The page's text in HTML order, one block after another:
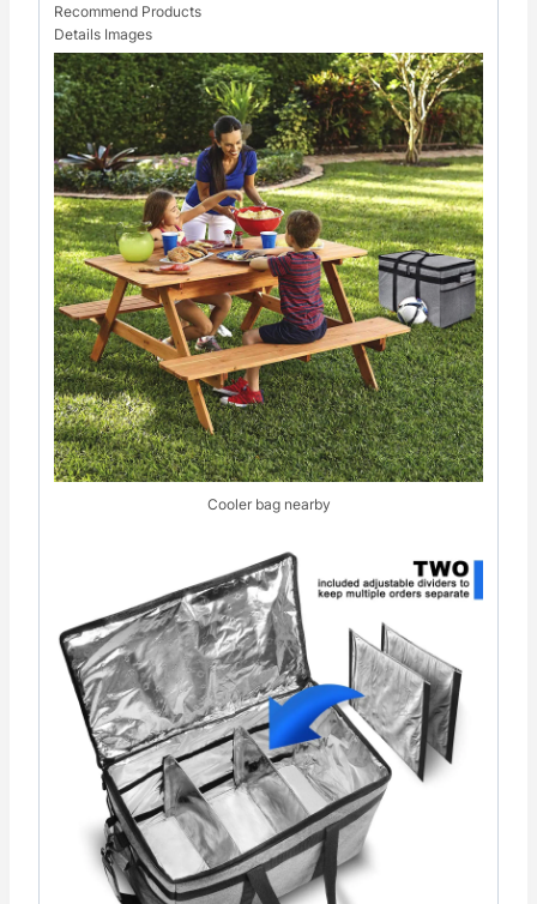
Recommend Products
Details Images
Cooler bag nearby